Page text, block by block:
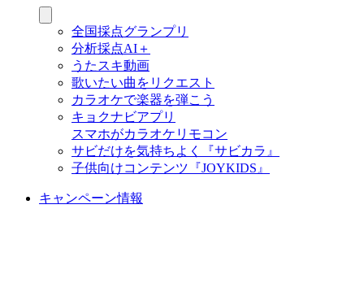
全国採点グランプリ
分析採点AI＋
うたスキ動画
歌いたい曲をリクエスト
カラオケで楽器を弾こう
キョクナビアプリ
スマホがカラオケリモコン
サビだけを気持ちよく『サビカラ』
子供向けコンテンツ『JOYKIDS』
キャンペーン情報